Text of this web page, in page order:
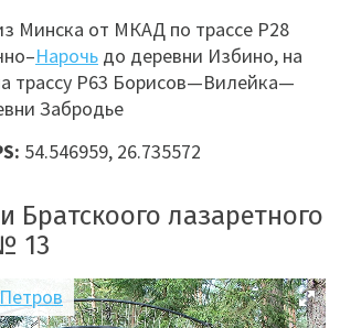
Минска от МКАД по трассе Р28
Нарочь до деревни Избино, на
трассу Р63 Борисов—Вилейка—
Забродье
54.546959, 26.735572
Братскоого лазаретного
13